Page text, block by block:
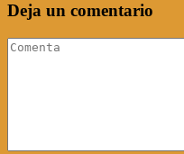
Deja un comentario